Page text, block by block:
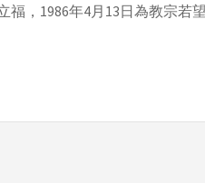
福，1986年4月13日為教宗若